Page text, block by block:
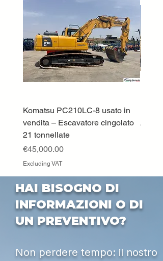
Komatsu PC210LC-8 usato in
vendita – Escavatore cingolato
21 tonnellate
Price
€45,000.00
Excluding VAT
Price
HAI BISOGNO DI
INFORMAZIONI O DI
UN PREVENTIVO?
Non perdere tempo: il nostro